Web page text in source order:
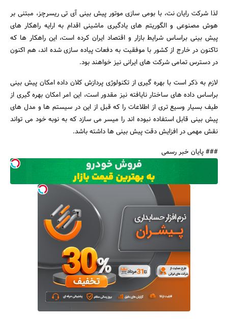
لذا شرکت رایان نت، با بومی سازی موتور پیش بینی آی تی ریسرچز، مبتنی بر
هوش مصنوعی و الگوریتم های یادگیری ماشینی اقدام به ارایه راهکار های
پیش بینی براساس شرایط بازار و اقتصاد ایران کرده است، این راهکار ها که
تاکنون در خارج از کشور با موفقیت به دفعات پیاده سازی شده اند، هم اکنون
در دسترس تمامی شرکت های ایرانی نیز خواهند بود.
لازم به ذکر است با بهره گیری از تکنولوژی پردازش کلان داده امکان پیش بینی
براساس داده های ساختار نایافته نیز مقدور است، این امر امکان بهره گیری از
طیف بسیار وسیع تری از اطلاعات را که قبل از این در سیستم ها و مدل های
پیش بینی قابل استفاده نبوده اند را میسر می سازد که به نوبه خود می تواند
نقش مهمی در افزایش دقت پیش بینی ها داشته باشد.
### پایان خبر رسمی